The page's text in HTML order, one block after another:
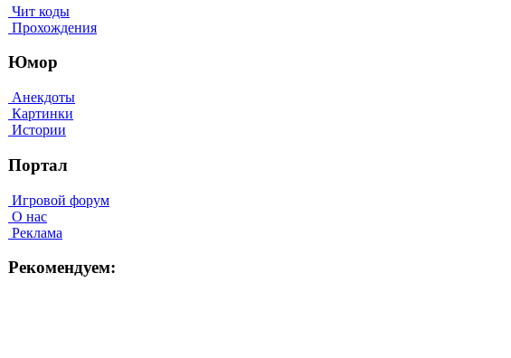
Чит коды
Прохождения
Юмор
Анекдоты
Картинки
Истории
Портал
Игровой форум
О нас
Реклама
Рекомендуем: